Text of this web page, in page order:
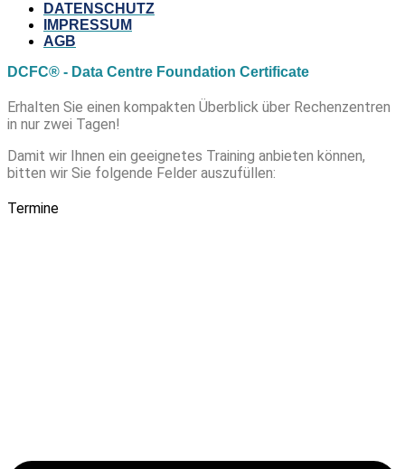
DATENSCHUTZ
IMPRESSUM
AGB
DCFC® - Data Centre Foundation Certificate
Erhalten Sie einen kompakten Überblick über Rechenzentren
in nur zwei Tagen!
Damit wir Ihnen ein geeignetes Training anbieten können,
bitten wir Sie folgende Felder auszufüllen:
Termine